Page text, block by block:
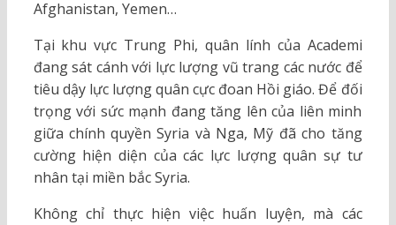
Afghanistan, Yemen…
Tại khu vực Trung Phi, quân lính của Academi
đang sát cánh với lực lượng vũ trang các nước để
tiêu dậy lực lượng quân cực đoan Hồi giáo. Để đối
trọng với sức mạnh đang tăng lên của liên minh
giữa chính quyền Syria và Nga, Mỹ đã cho tăng
cường hiện diện của các lực lượng quân sự tư
nhân tại miền bắc Syria.
Không chỉ thực hiện việc huấn luyện, mà các